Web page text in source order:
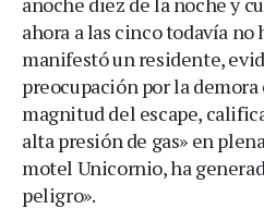
ahora a las cinco todavía no
manifestó un residente,
preocupación por la
magnitud del escape,
alta presión de gas» en
motel Unicornio, ha
peligro».